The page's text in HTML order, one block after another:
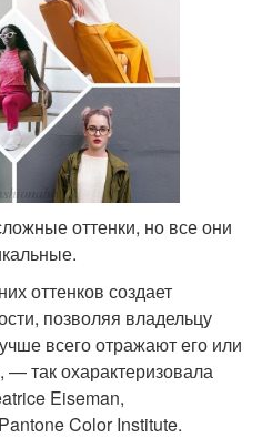
оттенки, но все они
оттенков создает
позволяя владельцу
всего отражают его или
— так охарактеризовала
Eiseman,
Color Institute.